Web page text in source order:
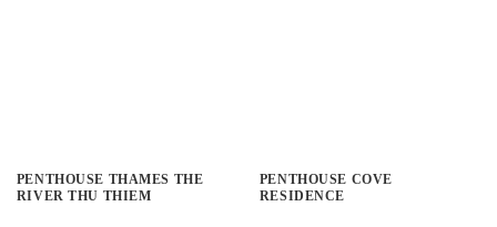
PENTHOUSE THAMES THE
RIVER THU THIEM
PENTHOUSE COVE
RESIDENCE